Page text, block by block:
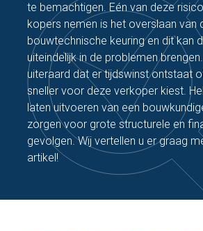
Maak een afspraak
Bel nu
te bemachtigen. Eén van deze
kopers nemen is het overslaan van
bouwtechnische keuring en dit kan
uiteindelijk in de problemen
uiteraard dat er tijdswinst ontstaat
sneller voor deze verkoper kiest.
laten uitvoeren van een
zorgen voor grote structurele en
gevolgen. Wij vertellen u er graag
artikel!